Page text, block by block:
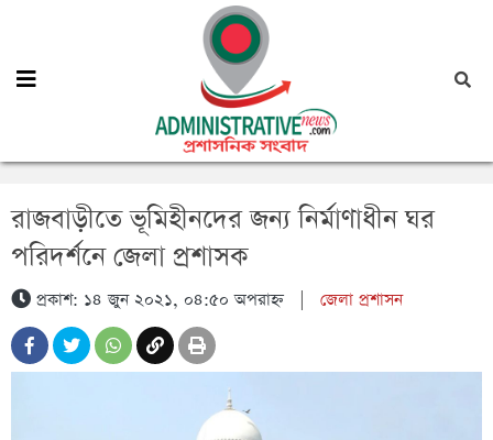
রাজবাড়ীতে ভূমিহীনদের জন্য নির্মাণাধীন ঘর
পরিদর্শনে জেলা প্রশাসক
প্রকাশ: ১৪ জুন ২০২১, ০৪:৫০ অপরাহ্ন| জেলা প্রশাসন